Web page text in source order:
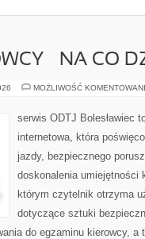
– NA CO
MOŻLIWOŚĆ
serwis ODTJ Bolesławiec
internetowa, która
jazdy, bezpiecznego
doskonalenia umiejętności
którym czytelnik otrzyma
dotyczące sztuki
do egzaminu kierowcy, a